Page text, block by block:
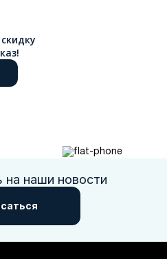
наши новости